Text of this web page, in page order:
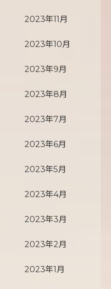
2023年11月
2023年10月
2023年9月
2023年8月
2023年7月
2023年6月
2023年5月
2023年4月
2023年3月
2023年2月
2023年1月